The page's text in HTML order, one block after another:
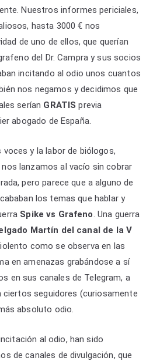
Nuestros informes periciales,
hasta 3000 € nos
de uno de ellos, que querían
del Dr. Campra y sus socios
incitando al odio unos cuantos
nos negamos y decidimos que
serían GRATIS previa
abogado de España.
y la labor de biólogos,
lanzamos al vacío sin cobrar
pero parece que a alguno de
los temas que hablar y
Spike vs Grafeno. Una guerra
Martín del canal de la V
como se observa en las
en amenazas grabándose a sí
en sus canales de Telegram, a
ciertos seguidores (curiosamente
absoluto odio.
al odio, han sido
de canales de divulgación, que